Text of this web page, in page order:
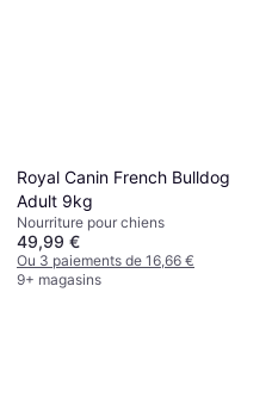
Royal Canin French Bulldog
Adult 9kg
Nourriture pour chiens
49,99 €
Ou 3 paiements de 16,66 €
9+ magasins